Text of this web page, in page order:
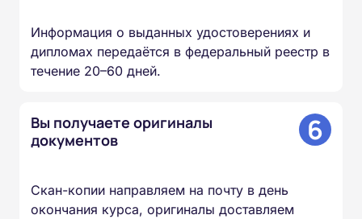
Информация о выданных удостоверениях и
дипломах передаётся в федеральный реестр в
течение 20–60 дней.
Вы получаете оригиналы
документов
6
Скан-копии направляем на почту в день
окончания курса, оригиналы доставляем